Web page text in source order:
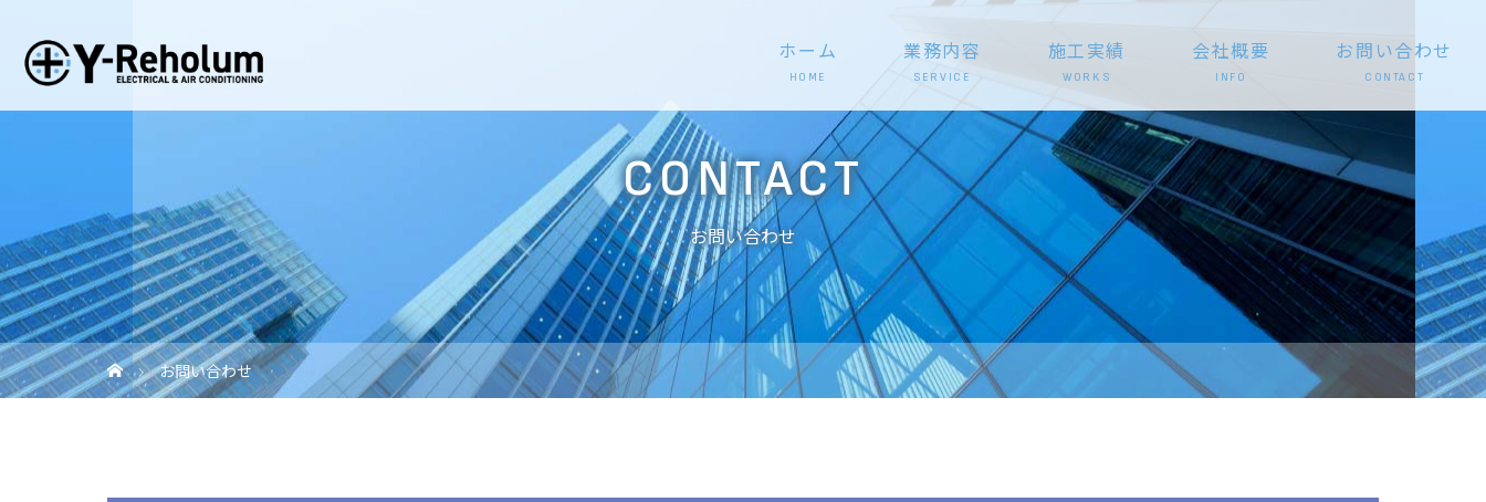
ホーム 業務内容 施工実績 会社概要 お問い合わせ
CONTACT
お問い合わせ
お問い合わせ